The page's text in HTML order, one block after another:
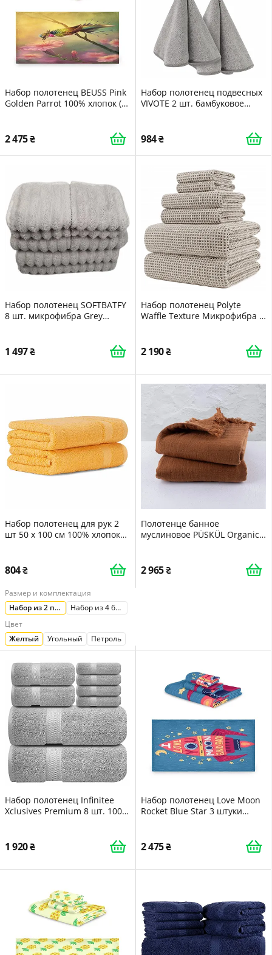
Набор полотенец BEUSS Pink
Golden Parrot 100% хлопок (1
2 475
Набор полотенец подвесных
VIVOTE 2 шт. бамбуковое
984
Набор полотенец SOFTBATFY
8 шт. микрофибра Grey
1 497
Набор полотенец Polyte
Waffle Texture Микрофибра 6
2 190
Набор полотенец для рук 2
шт 50 x 100 см 100% хлопок
804
Размер и комплектация
Набор из 2 полотенец (50x100 см)
Набор из 4 банных полотенец (70x140 см)
Цвет
Желтый
Угольный Петроль
Полотенце банное
муслиновое PÜSKÜL Organic
2 965
Набор полотенец Infinitee
Xclusives Premium 8 шт. 100%
1 920
Набор полотенец Love Moon
Rocket Blue Star 3 штуки
2 475